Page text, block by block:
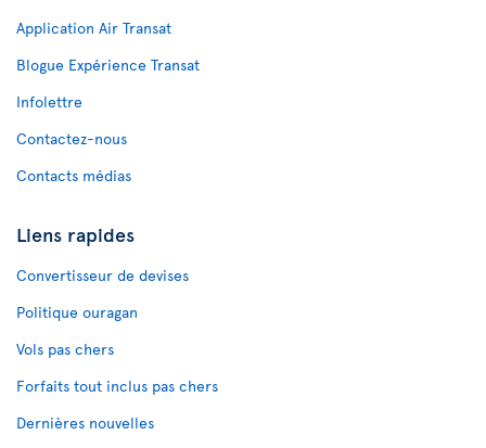
Application Air Transat
Blogue Expérience Transat
Infolettre
Contactez-nous
Contacts médias
Liens rapides
Convertisseur de devises
Politique ouragan
Vols pas chers
Forfaits tout inclus pas chers
Dernières nouvelles